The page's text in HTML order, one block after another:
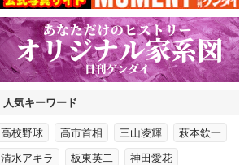
人気キーワード
高校野球 高市首相 三山凌輝 萩本欽一
清水アキラ 板東英二 神田愛花